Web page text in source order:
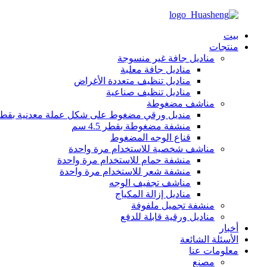
بيت
منتجات
مناديل جافة غير منسوجة
مناديل جافة معلبة
مناديل تنظيف متعددة الأغراض
مناديل تنظيف صناعية
مناشف مضغوطة
منديل ورقي مضغوط على شكل عملة معدنية بقطر 2
منشفة مضغوطة بقطر 4.5 سم
قناع الوجه المضغوط
مناشف شخصية للاستخدام مرة واحدة
منشفة حمام للاستخدام مرة واحدة
منشفة شعر للاستخدام مرة واحدة
مناشف تجفيف الوجه
مناديل إزالة المكياج
منشفة تجميل ملفوفة
مناديل ورقية قابلة للدفع
أخبار
الأسئلة الشائعة
معلومات عنا
مصنع